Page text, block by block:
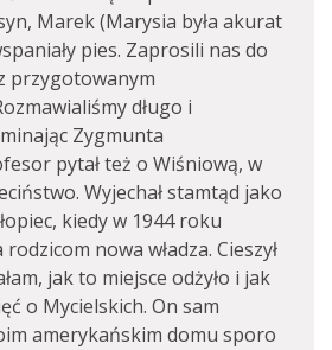
Marek (Marysia była akurat
pies. Zaprosili nas do
przygotowanym
długo i
Zygmunta
pytał też o Wiśniową, w
Wyjechał stamtąd jako
kiedy w 1944 roku
nowa władza. Cieszył
jak to miejsce odżyło i jak
o Mycielskich. On sam
amerykańskim domu sporo